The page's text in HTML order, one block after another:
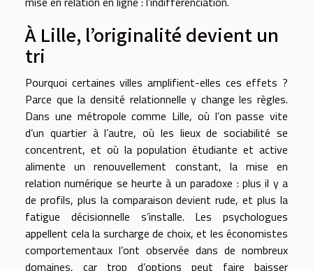
À Lille, l’originalité devient un
tri
Pourquoi certaines villes amplifient-elles ces effets ?
Parce que la densité relationnelle y change les règles.
Dans une métropole comme Lille, où l’on passe vite
d’un quartier à l’autre, où les lieux de sociabilité se
concentrent, et où la population étudiante et active
alimente un renouvellement constant, la mise en
relation numérique se heurte à un paradoxe : plus il y a
de profils, plus la comparaison devient rude, et plus la
fatigue décisionnelle s’installe. Les psychologues
appellent cela la surcharge de choix, et les économistes
comportementaux l’ont observée dans de nombreux
domaines, car trop d’options peut faire baisser